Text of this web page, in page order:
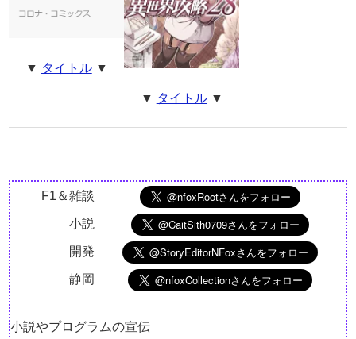
▼ タイトル▼
▼ タイトル▼
F1＆雑談
小説
開発
静岡
小説やプログラムの宣伝